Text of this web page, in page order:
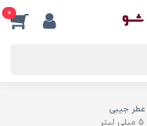
0
عطر جیبی